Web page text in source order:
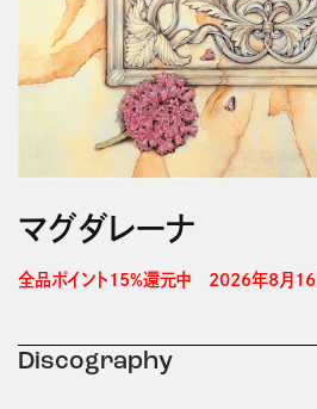
マグダレーナ
全品ポイント15%還元中　2026年8月16
Discography